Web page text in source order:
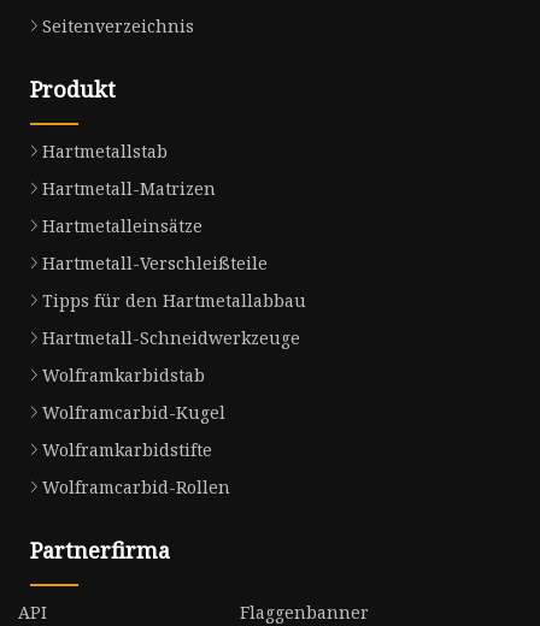
Seitenverzeichnis
Produkt
Hartmetallstab
Hartmetall-Matrizen
Hartmetalleinsätze
Hartmetall-Verschleißteile
Tipps für den Hartmetallabbau
Hartmetall-Schneidwerkzeuge
Wolframkarbidstab
Wolframcarbid-Kugel
Wolframkarbidstifte
Wolframcarbid-Rollen
Partnerfirma
API
Flaggenbanner